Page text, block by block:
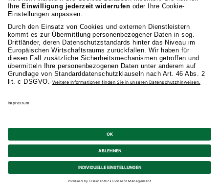
Fragen zum Studium
Sofort Info-Event Termin
EMAIL